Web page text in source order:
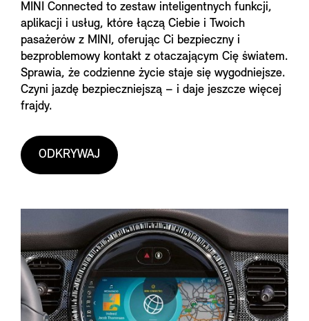
MINI Connected to zestaw inteligentnych funkcji,
aplikacji i usług, które łączą Ciebie i Twoich
pasażerów z MINI, oferując Ci bezpieczny i
bezproblemowy kontakt z otaczającym Cię światem.
Sprawia, że codzienne życie staje się wygodniejsze.
Czyni jazdę bezpieczniejszą – i daje jeszcze więcej
frajdy.
ODKRYWAJ